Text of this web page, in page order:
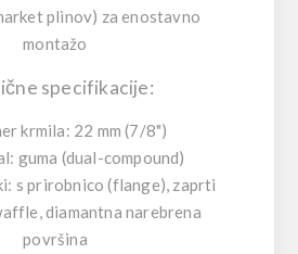
plinov) za enostavno
montažo
specifikacije:
krmila: 22 mm (7/8")
guma (dual-compound)
s prirobnico (flange), zaprti
diamantna narebrena
površina